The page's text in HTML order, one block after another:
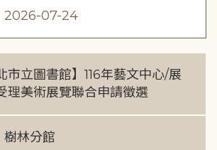
2026-07-24
市立圖書館】116年藝文中心/展
理美術展覽聯合申請徵選
樹林分館